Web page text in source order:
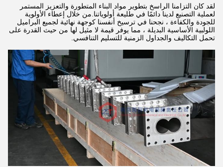
لقد كان التزامنا الراسخ بتطوير مواد البناء المتطورة والتعزيز المستمر
لعملية التصنيع لدينا دائمًا في طليعة أولوياتنا.من خلال إعطاء الأولوية
للجودة والكفاءة ، نجحنا في ترسيخ أنفسنا كوجهة نهائية لجميع البراميل
اللولبية الأساسية البديلة ، مما يوفر قيمة لا مثيل لها من حيث القدرة على
تحمل التكاليف والجداول الزمنية للتسليم التنافسي.